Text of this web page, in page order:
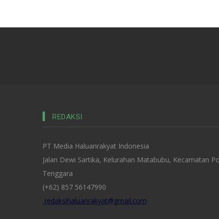
REDAKSI
PT Media Haluanrakyat Indonesia
Jalan Dewi Sartika, Kelurahan Matabubu, Kecamatan
Tenggara
(+62) 857 56147990
redaksihaluanrakyat@gmail.com